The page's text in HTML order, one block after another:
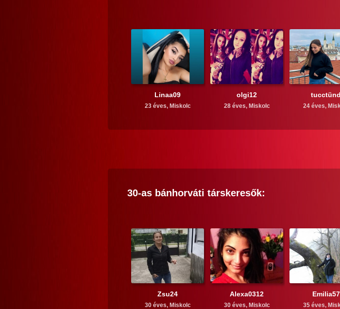
Linaa09
23 éves, Miskolc
olgi12
28 éves, Miskolc
tucctünd
24 éves,
30-as bánhorváti társkeresők:
Zsu24
30 éves, Miskolc
Alexa0312
30 éves, Miskolc
Emilia57
35 éves,